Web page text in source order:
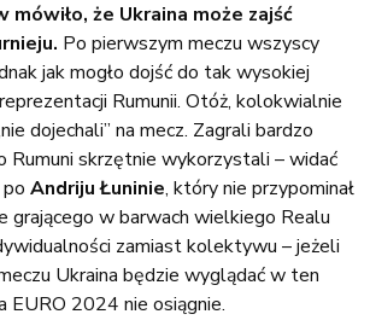
że Ukraina może zajść
Po pierwszym meczu wszyscy
jak mogło dojść do tak wysokiej
Rumunii. Otóż, kolokwialnie
dojechali” na mecz. Zagrali bardzo
Rumuni skrzętnie wykorzystali – widać
Andriju Łuninie, który nie przypominał
grającego w barwach wielkiego Realu
zamiast kolektywu – jeżeli
Ukraina będzie wyglądać w ten
EURO 2024 nie osiągnie.